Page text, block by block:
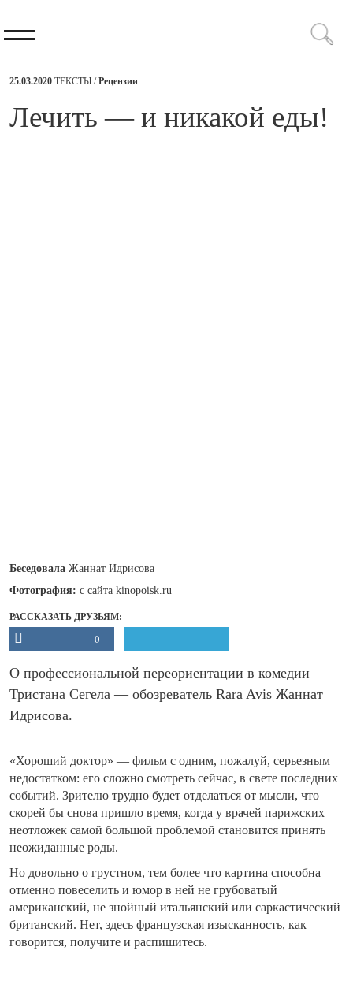
25.03.2020 ТЕКСТЫ /Рецензии
​Лечить — и никакой еды!
Беседовала Жаннат Идрисова
Фотография: с сайта kinopoisk.ru
РАССКАЗАТЬ ДРУЗЬЯМ:
0
О профессиональной переориентации в комедии
Тристана Сегела — обозреватель Rara Avis Жаннат
Идрисова.
«Хороший доктор» — фильм с одним, пожалуй, серьезным
недостатком: его сложно смотреть сейчас, в свете последних
событий. Зрителю трудно будет отделаться от мысли, что
скорей бы снова пришло время, когда у врачей парижских
неотложек самой большой проблемой становится принять
неожиданные роды.
Но довольно о грустном, тем более что картина способна
отменно повеселить и юмор в ней не грубоватый
американский, не знойный итальянский или саркастический
британский. Нет, здесь французская изысканность, как
говорится, получите и распишитесь.